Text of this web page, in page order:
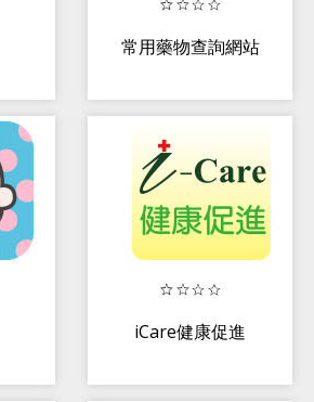
常用藥物查詢網站
iCare健康促進